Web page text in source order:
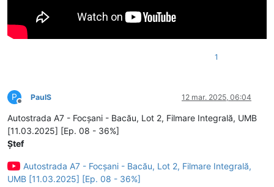
1
P
Deconectat
PaulS 12 mar. 2025, 06:04
Autostrada A7 - Focșani - Bacău, Lot 2, Filmare Integrală, UMB
[11.03.2025] [Ep. 08 - 36%]
Ștef
Autostrada A7 - Focșani - Bacău, Lot 2, Filmare Integrală,
UMB [11.03.2025] [Ep. 08 - 36%]